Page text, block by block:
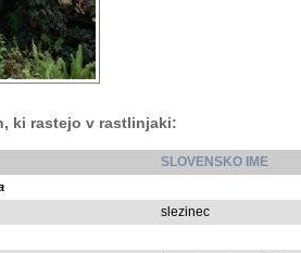
ki rastejo v rastlinjaki:
SLOVENSKO IME
slezinec